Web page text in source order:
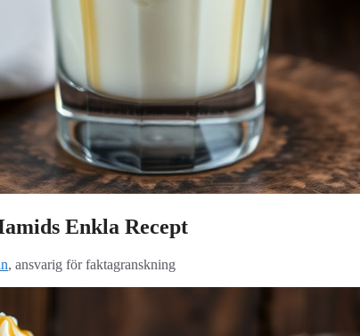
Enkla Recept
, ansvarig för faktagranskning